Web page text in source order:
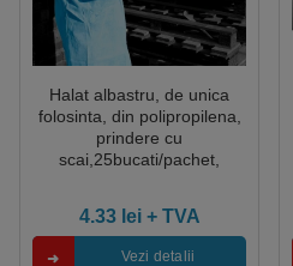
Halat albastru, de unica
folosinta, din polipropilena,
prindere cu
scai,25bucati/pachet,
4.33 lei+ TVA
Vezi detalii